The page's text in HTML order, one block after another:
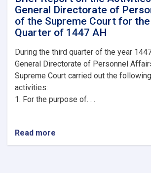
General Directorate of
of the Supreme Court for
Quarter of 1447 AH
During the third quarter of the year
General Directorate of Personnel
Supreme Court carried out the
activities:
1. For the purpose of. . .
Read more